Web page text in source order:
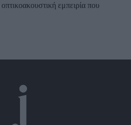
εμπειρία που